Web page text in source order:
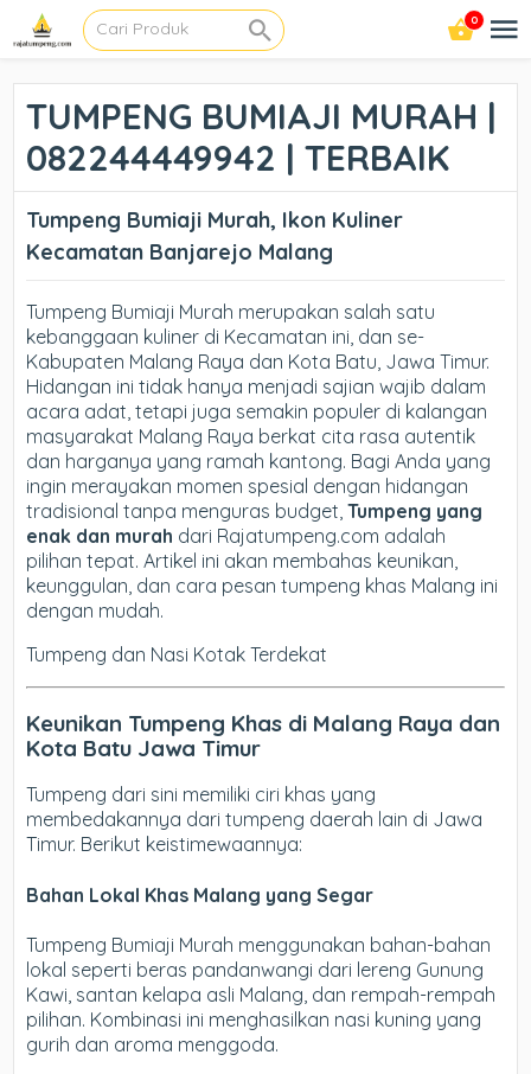
0
TUMPENG BUMIAJI MURAH |
082244449942 | TERBAIK
Tumpeng Bumiaji Murah, Ikon Kuliner
Kecamatan Banjarejo Malang
Tumpeng Bumiaji Murah merupakan salah satu
kebanggaan kuliner di Kecamatan ini, dan se-
Kabupaten Malang Raya dan Kota Batu, Jawa Timur.
Hidangan ini tidak hanya menjadi sajian wajib dalam
acara adat, tetapi juga semakin populer di kalangan
masyarakat Malang Raya berkat cita rasa autentik
dan harganya yang ramah kantong. Bagi Anda yang
ingin merayakan momen spesial dengan hidangan
tradisional tanpa menguras budget,Tumpeng yang
enak dan murah dari Rajatumpeng.com adalah
pilihan tepat. Artikel ini akan membahas keunikan,
keunggulan, dan cara pesan tumpeng khas Malang ini
dengan mudah.
Tumpeng dan Nasi Kotak Terdekat
Keunikan Tumpeng Khas di Malang Raya dan
Kota Batu Jawa Timur
Tumpeng dari sini memiliki ciri khas yang
membedakannya dari tumpeng daerah lain di Jawa
Timur. Berikut keistimewaannya:
Bahan Lokal Khas Malang yang Segar
Tumpeng Bumiaji Murah menggunakan bahan-bahan
lokal seperti beras pandanwangi dari lereng Gunung
Kawi, santan kelapa asli Malang, dan rempah-rempah
pilihan. Kombinasi ini menghasilkan nasi kuning yang
gurih dan aroma menggoda.